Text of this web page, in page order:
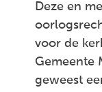
Deze en
voor de
Gemeente
geweest